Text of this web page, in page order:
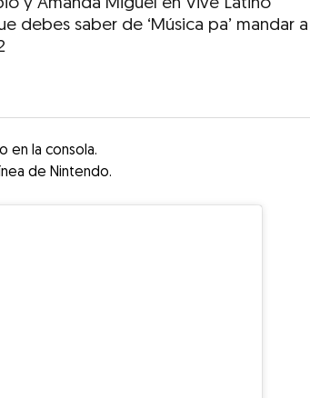
y Amanda Miguel en Vive Latino
debes saber de ‘Música pa’ mandar a
en la consola.
de Nintendo.